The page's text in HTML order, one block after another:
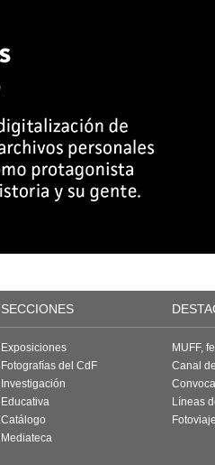
SECCIONES
Exposiciones
Fotografías del CdF
Investigación
Educativa
Catálogo
Mediateca
MUFF,
Canal
Líneas